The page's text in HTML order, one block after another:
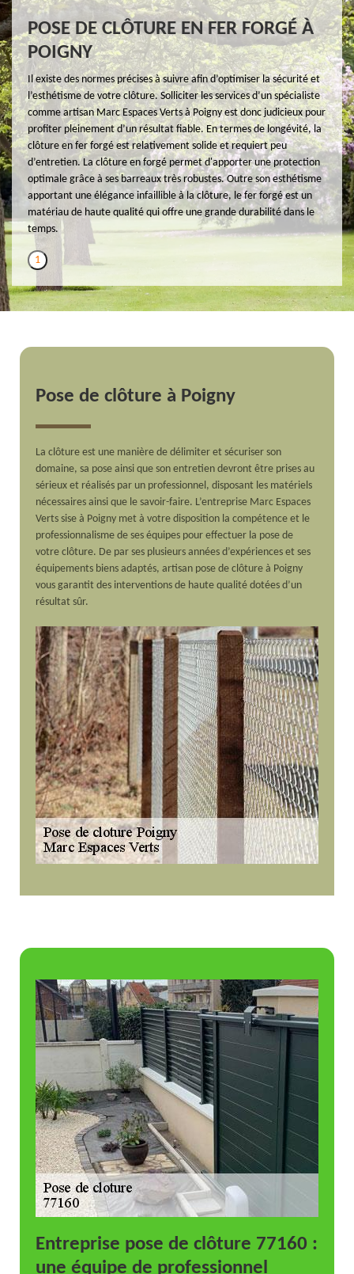
POSE DE CLÔTURE EN FER FORGÉ À
POIGNY
Il existe des normes précises à suivre afin d’optimiser la sécurité et
l’esthétisme de votre clôture. Solliciter les services d’un spécialiste
comme artisan Marc Espaces Verts à Poigny est donc judicieux pour
profiter pleinement d’un résultat fiable. En termes de longévité, la
clôture en fer forgé est relativement solide et requiert peu
d’entretien. La clôture en forgé permet d'apporter une protection
optimale grâce à ses barreaux très robustes. Outre son esthétisme
apportant une élégance infaillible à la clôture, le fer forgé est un
matériau de haute qualité qui offre une grande durabilité dans le
temps.
1
Pose de clôture à Poigny
La clôture est une manière de délimiter et sécuriser son
domaine, sa pose ainsi que son entretien devront être prises au
sérieux et réalisés par un professionnel, disposant les matériels
nécessaires ainsi que le savoir-faire. L’entreprise Marc Espaces
Verts sise à Poigny met à votre disposition la compétence et le
professionnalisme de ses équipes pour effectuer la pose de
votre clôture. De par ses plusieurs années d’expériences et ses
équipements biens adaptés, artisan pose de clôture à Poigny
vous garantit des interventions de haute qualité dotées d’un
résultat sûr.
Entreprise pose de clôture 77160 :
une équipe de professionnel